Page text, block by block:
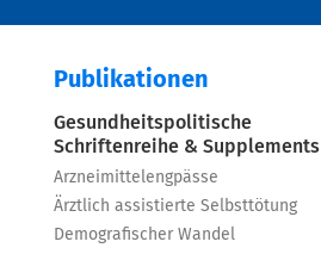
Publikationen
Gesundheitspolitische
Schriftenreihe & Supplements
Arzneimittelengpässe
Ärztlich assistierte Selbsttötung
Demografischer Wandel